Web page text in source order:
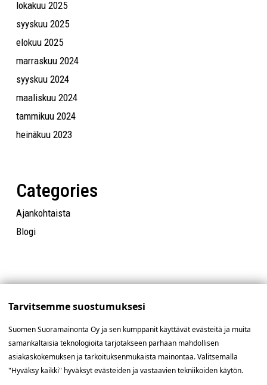
lokakuu 2025
syyskuu 2025
elokuu 2025
marraskuu 2024
syyskuu 2024
maaliskuu 2024
tammikuu 2024
heinäkuu 2023
Categories
Ajankohtaista
Blogi
Tarvitsemme suostumuksesi
Suomen Suoramainonta Oy ja sen kumppanit käyttävät evästeitä ja muita
samankaltaisia teknologioita tarjotakseen parhaan mahdollisen
asiakaskokemuksen ja tarkoituksenmukaista mainontaa. Valitsemalla
"Hyväksy kaikki" hyväksyt evästeiden ja vastaavien tekniikoiden käytön.